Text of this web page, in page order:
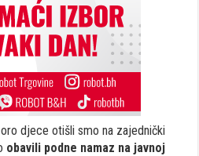
djece otišli smo na zajednički
obavili podne namaz na javnoj